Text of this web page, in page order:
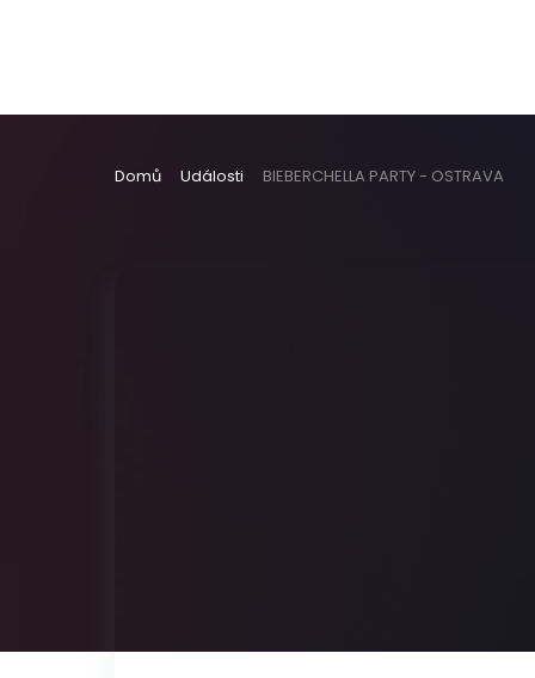
Domů Události BIEBERCHELLA PARTY - OSTRAVA